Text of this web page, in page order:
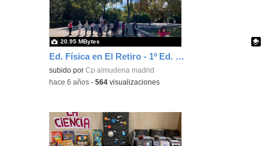
Ed. Física en El Retiro - 1º Ed. Primaria
Contenido educativo.
subido porCp almudena madrid
20.95 MBytes
-hace 6 años -564 visualizaciones